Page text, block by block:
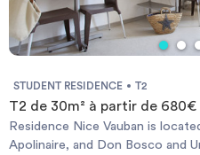
STUDENT RESIDENCE T2
T2 de 30m² à partir de 680€
Residence Nice Vauban is
Apolinaire, and Don Bosco and